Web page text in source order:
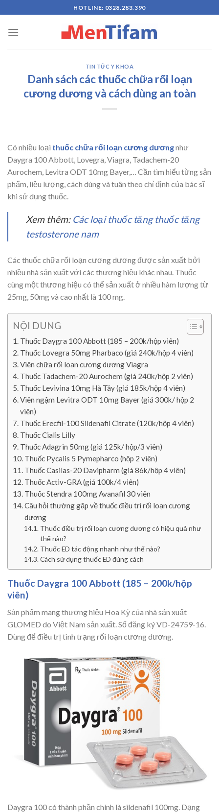
to
content
HOTLINE: 0328.283.390
TIN TỨC Y KHOA
Danh sách các thuốc chữa rối loạn
cương dương và cách dùng an toàn
Có nhiều loại thuốc chữa rối loạn cương dươngnhư
Daygra 100 Abbott, Lovegra, Viagra, Tadachem-20
Aurochem, Levitra ODT 10mg Bayer,… Cần tìm hiểu từng sản
phẩm, liều lượng, cách dùng và tuân theo chỉ định của bác sĩ
khi sử dụng thuốc.
Xem thêm: Các loại thuốc tăng thuốc tăng
testosterone nam
Các thuốc chữa rối loạn cương dương được sản xuất bởi
nhiều nhà sản xuất với các thương hiệu khác nhau. Thuốc
cùng một thương hiệu có thể sản xuất ở nhiều hàm lượng từ
25mg, 50mg và cao nhất là 100 mg.
NỘI DUNG
Thuốc Daygra 100 Abbott (185 – 200k/hộp viên)
Thuốc Lovegra 50mg Pharbaco (giá 240k/hộp 4 viên)
Viên chữa rối loạn cương dương Viagra
Thuốc Tadachem-20 Aurochem (giá 240k/hộp 2 viên)
Thuốc Levivina 10mg Hà Tây (giá 185k/hộp 4 viên)
Viên ngậm Levitra ODT 10mg Bayer (giá 300k/ hộp 2
viên)
Thuốc Erecfil-100 Sildenafil Citrate (120k/hộp 4 viên)
Thuốc Cialis Lilly
Thuốc Adagrin 50mg (giá 125k/ hộp/3 viên)
Thuốc Pycalis 5 Pymepharco (hộp 2 viên)
Thuốc Casilas-20 Davipharm (giá 86k/hộp 4 viên)
Thuốc Activ-GRA (giá 100k/4 viên)
Thuốc Stendra 100mg Avanafil 30 viên
Câu hỏi thường gặp về thuốc điều trị rối loạn cương
dương
Thuốc điều trị rối loạn cương dương có hiệu quả như
thế nào?
Thuốc ED tác động nhanh như thế nào?
Cách sử dụng thuốc ED đúng cách
Thuốc Daygra 100 Abbott (185 – 200k/hộp
viên)
Sản phẩm mang thương hiệu Hoa Kỳ của nhà sản xuất
GLOMED do Việt Nam sản xuất. Số đăng ký VD-24759-16.
Dùng để điều trị tình trạng rối loạn cương dương.
Daygra 100 có thành phần chính là sildenafil 100mg. Dạng